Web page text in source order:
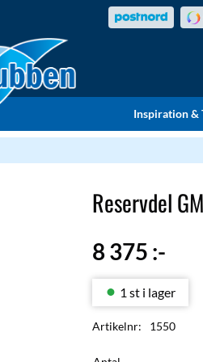
Inspiration &
Reservdel
8 375 :-
1 st i lager
Artikelnr 1550